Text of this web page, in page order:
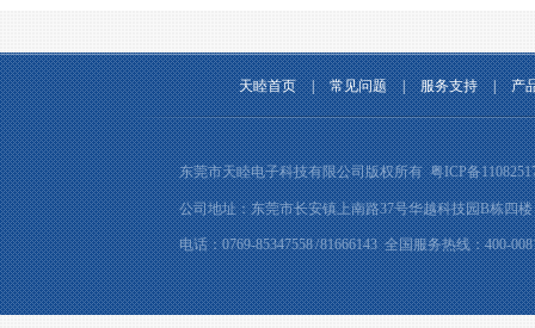
专利：插座进料传输装置
天睦首页 | 常见问题 | 服务支持 | 产
东莞市天睦电子科技有限公司版权所有粤ICP备
公司地址：东莞市长安镇上南路37号华越科技园B栋四
电话：0769-85347558 / 81666143 全国服务热线：400-